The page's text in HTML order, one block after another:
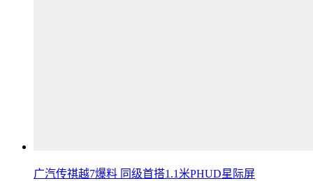
广汽传祺越7爆料 同级首搭1.1米PHUD星际屏